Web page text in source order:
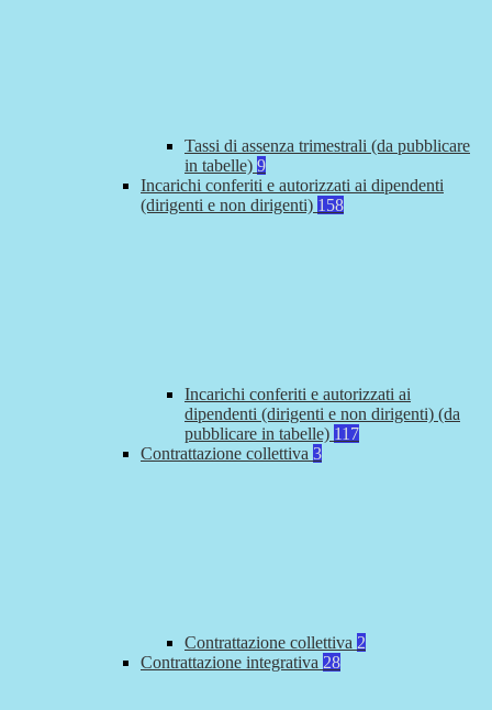
Tassi di assenza trimestrali (da pubblicare
in tabelle) 9
Incarichi conferiti e autorizzati ai dipendenti
(dirigenti e non dirigenti) 158
Incarichi conferiti e autorizzati ai
dipendenti (dirigenti e non dirigenti) (da
pubblicare in tabelle) 117
Contrattazione collettiva 3
Contrattazione collettiva 2
Contrattazione integrativa 28